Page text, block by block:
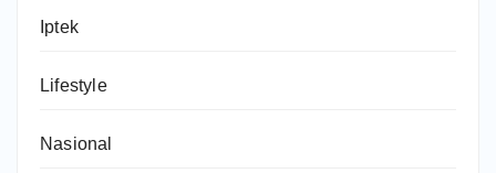
Iptek
Lifestyle
Nasional